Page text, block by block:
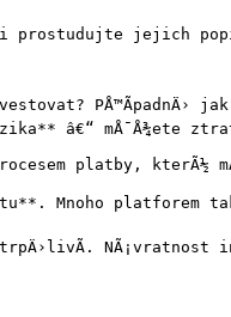
prostudujte jejich
PÅ™Ã­padnÄ›
â€“ mÅ¯Å¾ete
platby, kterÃ½
Mnoho platforem